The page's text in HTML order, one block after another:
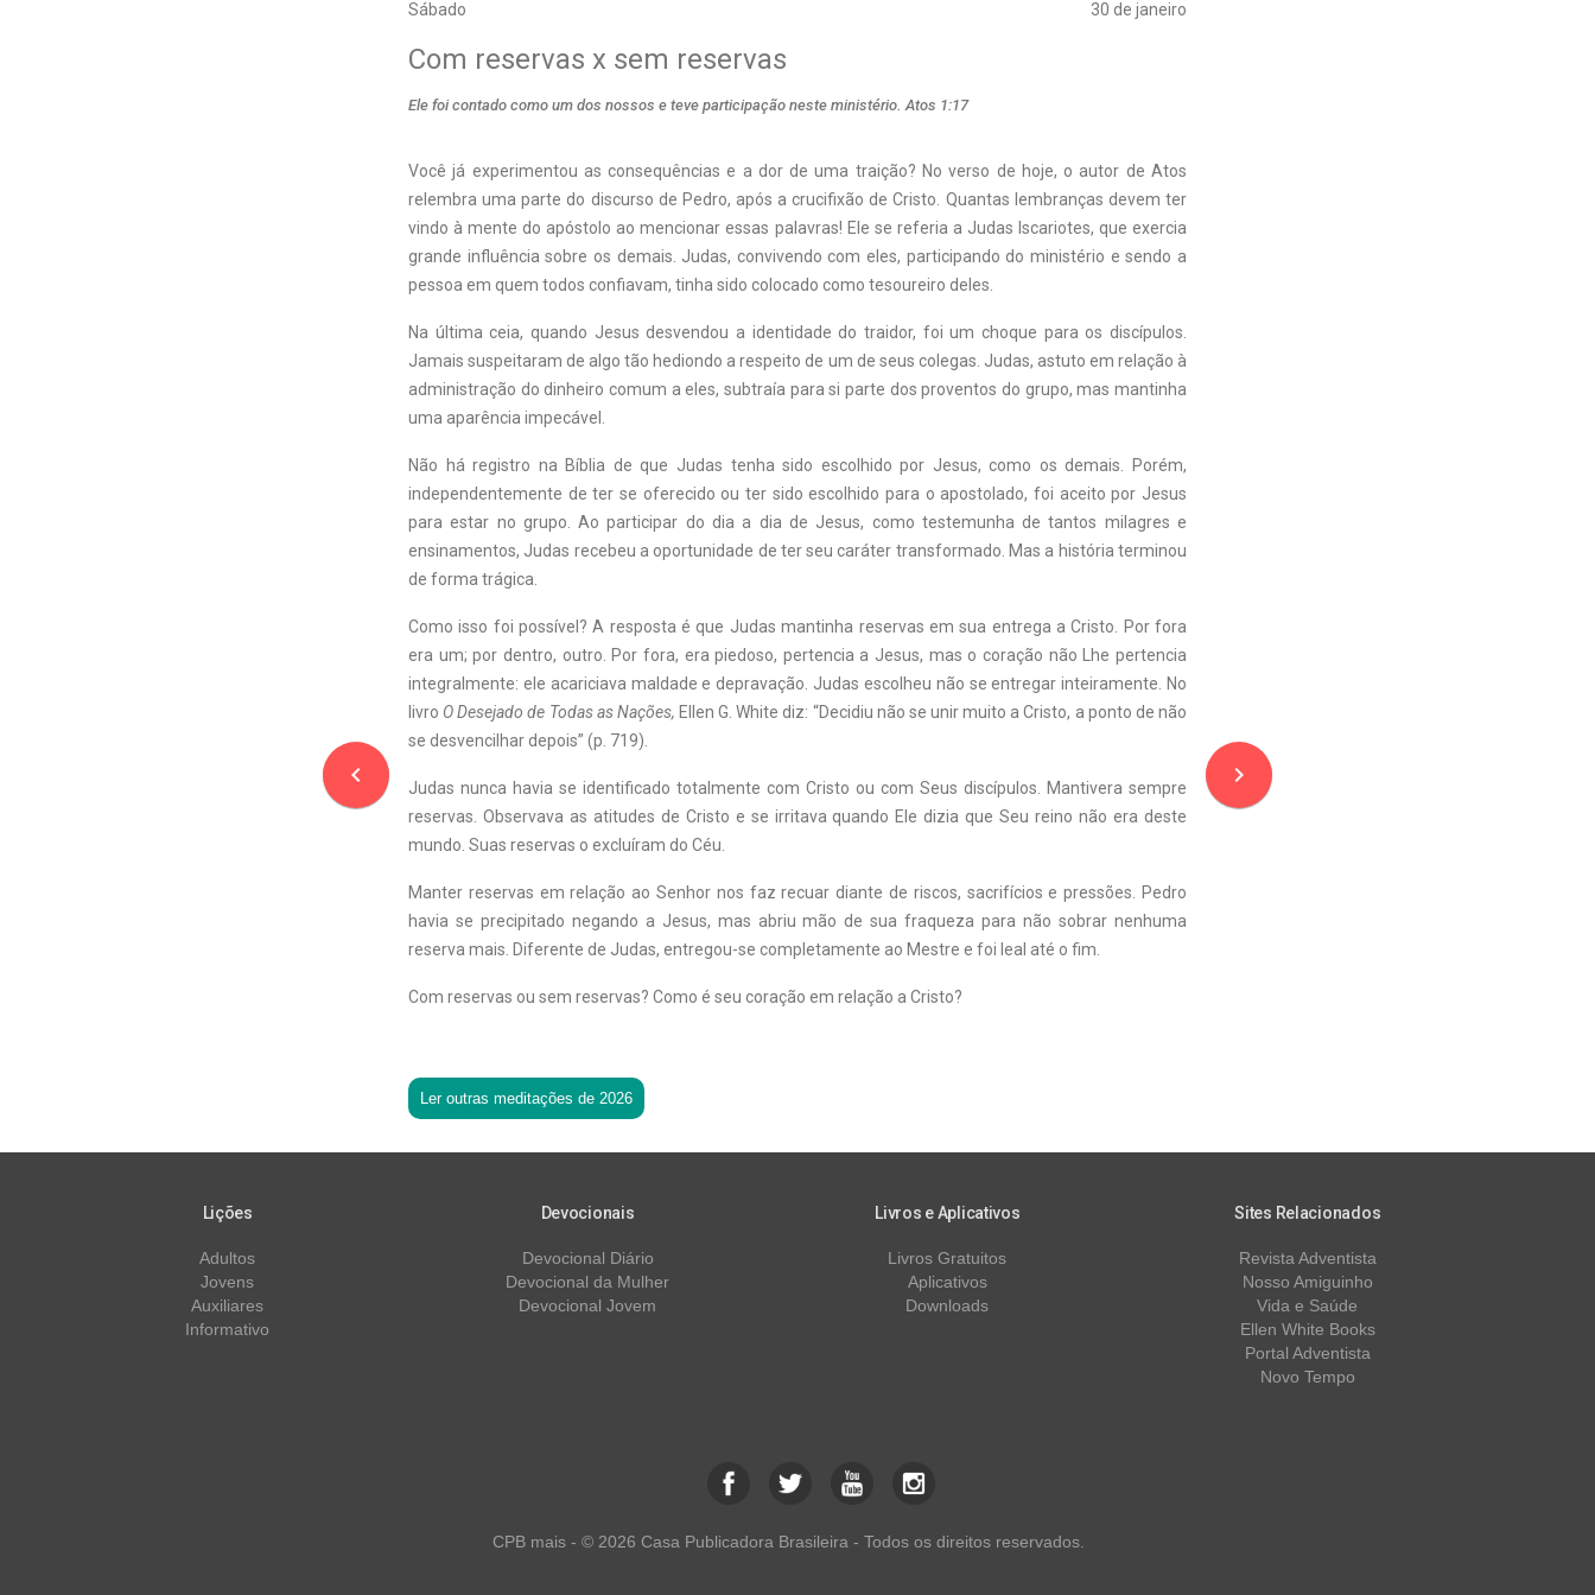
Sábado 30 de janeiro
navigate_before
Com reservas x sem reservas
Ele foi contado como um dos nossos e teve participação neste ministério. Atos 1:17
Você já experimentou as consequências e a dor de uma traição? No verso de hoje, o autor de Atos
relembra uma parte do discurso de Pedro, após a crucifixão de Cristo. Quantas lembranças devem ter
vindo à mente do apóstolo ao mencionar essas palavras! Ele se referia a Judas Iscariotes, que exercia
grande influência sobre os demais. Judas, convivendo com eles, participando do ministério e sendo a
pessoa em quem todos confiavam, tinha sido colocado como tesoureiro deles.
Na última ceia, quando Jesus desvendou a identidade do traidor, foi um choque para os discípulos.
Jamais suspeitaram de algo tão hediondo a respeito de um de seus colegas. Judas, astuto em relação à
administração do dinheiro comum a eles, subtraía para si parte dos proventos do grupo, mas mantinha
uma aparência impecável.
Não há registro na Bíblia de que Judas tenha sido escolhido por Jesus, como os demais. Porém,
independentemente de ter se oferecido ou ter sido escolhido para o apostolado, foi aceito por Jesus
para estar no grupo. Ao participar do dia a dia de Jesus, como testemunha de tantos milagres e
ensinamentos, Judas recebeu a oportunidade de ter seu caráter transformado. Mas a história terminou
de forma trágica.
Como isso foi possível? A resposta é que Judas mantinha reservas em sua entrega a Cristo. Por fora
era um; por dentro, outro. Por fora, era piedoso, pertencia a Jesus, mas o coração não Lhe pertencia
integralmente: ele acariciava maldade e depravação. Judas escolheu não se entregar inteiramente. No
livro O Desejado de Todas as Nações, Ellen G. White diz: “Decidiu não se unir muito a Cristo, a ponto de não
se desvencilhar depois” (p. 719).
Judas nunca havia se identificado totalmente com Cristo ou com Seus discípulos. Mantivera sempre
reservas. Observava as atitudes de Cristo e se irritava quando Ele dizia que Seu reino não era deste
mundo. Suas reservas o excluíram do Céu.
Manter reservas em relação ao Senhor nos faz recuar diante de riscos, sacrifícios e pressões. Pedro
havia se precipitado negando a Jesus, mas abriu mão de sua fraqueza para não sobrar nenhuma
reserva mais. Diferente de Judas, entregou-se completamente ao Mestre e foi leal até o fim.
Com reservas ou sem reservas? Como é seu coração em relação a Cristo?
Ler outras meditações de 2026
navigate_next
Lições
Adultos
Jovens
Auxiliares
Informativo
Devocionais
Devocional Diário
Devocional da Mulher
Devocional Jovem
Livros e Aplicativos
Livros Gratuitos
Aplicativos
Downloads
Sites Relacionados
Revista Adventista
Nosso Amiguinho
Vida e Saúde
Ellen White Books
Portal Adventista
Novo Tempo
CPB mais - © 2026 Casa Publicadora Brasileira - Todos os direitos reservados.